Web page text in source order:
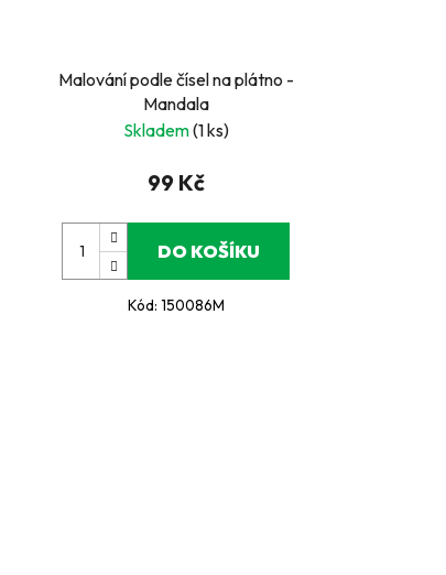
Malování podle čísel na plátno -
Mandala
Skladem(1 ks)
99 Kč
DO KOŠÍKU
Kód: 150086M